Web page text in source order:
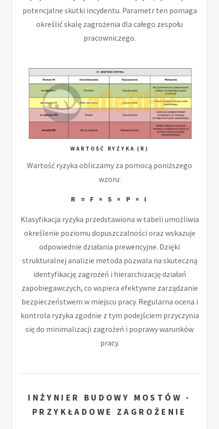
potencjalne skutki incydentu. Parametr ten pomaga
określić skalę zagrożenia dla całego zespołu
pracowniczego.
WARTOŚĆ RYZYKA (R)
Wartość ryzyka obliczamy za pomocą poniższego
wzoru:
R = F × S × P × I
Klasyfikacja ryzyka przedstawiona w tabeli umożliwia
określenie poziomu dopuszczalności oraz wskazuje
odpowiednie działania prewencyjne. Dzięki
strukturalnej analizie metoda pozwala na skuteczną
identyfikację zagrożeń i hierarchizację działań
zapobiegawczych, co wspiera efektywne zarządzanie
bezpieczeństwem w miejscu pracy. Regularna ocena i
kontrola ryzyka zgodnie z tym podejściem przyczynia
się do minimalizacji zagrożeń i poprawy warunków
pracy.
INŻYNIER BUDOWY MOSTÓW -
PRZYKŁADOWE ZAGROŻENIE